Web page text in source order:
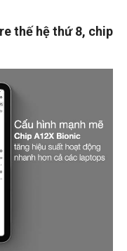
thế hệ thứ 8, chip